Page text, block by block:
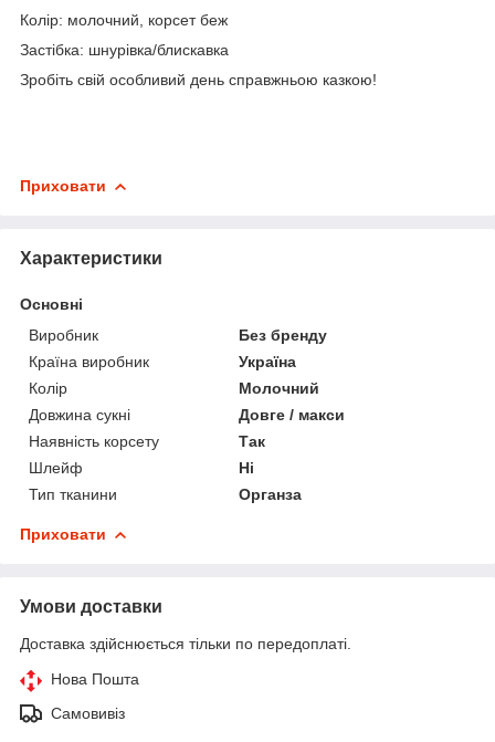
Колір: молочний, корсет беж
Застібка: шнурівка/блискавка
Зробіть свій особливий день справжньою казкою!
Приховати
Характеристики
Основні
Виробник
Без бренду
Країна виробник
Україна
Колір
Молочний
Довжина сукні
Довге / макси
Наявність корсету
Так
Шлейф
Ні
Тип тканини
Органза
Приховати
Умови доставки
Доставка здійснюється тільки по передоплаті.
Нова Пошта
Самовивіз